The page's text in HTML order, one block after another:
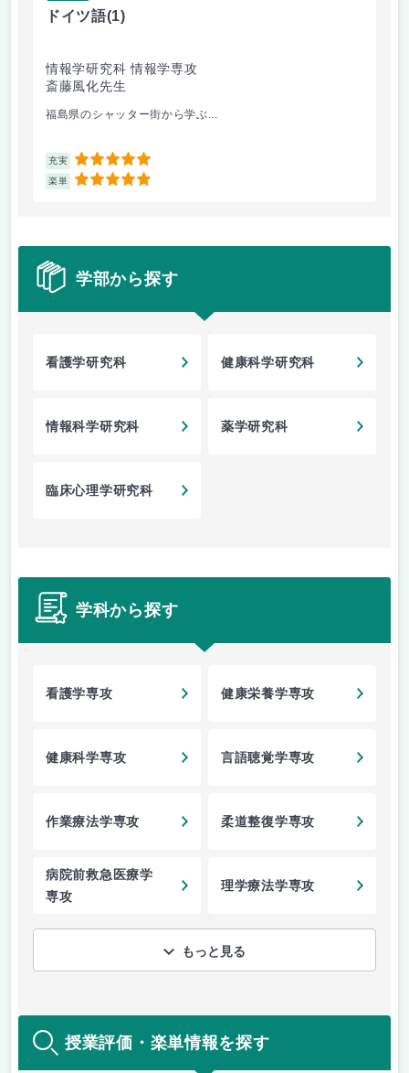
ドイツ語(1)
情報学研究科 情報学専攻
斎藤風化先生
福島県のシャッター街から学ぶ...
充実 5
楽単 5
学部から探す
看護学研究科 健康科学研究科
情報科学研究科 薬学研究科
臨床心理学研究科
学科から探す
看護学専攻 健康栄養学専攻
健康科学専攻 言語聴覚学専攻
作業療法学専攻 柔道整復学専攻
病院前救急医療学
専攻
理学療法学専攻
もっと見る
授業評価・楽単情報を探す